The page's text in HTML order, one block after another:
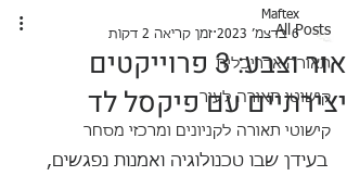
All Posts
תאורה אדריכלית
קישוטי תאורה לעיר
קישוטי תאורה לקניונים ומרכזי מסחר
אור וצבע: 3 פרוייקטים
יצירתיים עם פיקסל לד
Maftex
6 בדצמ׳ 2023
זמן קריאה 2 דקות
בעידן שבו טכנולוגיה ואמנות נפגשים,